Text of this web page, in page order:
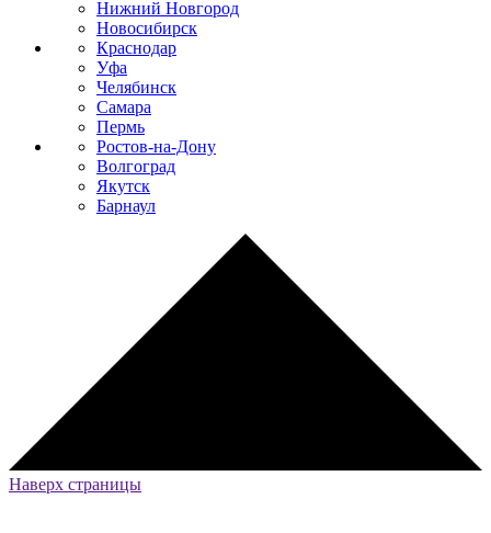
Нижний Новгород
Новосибирск
Краснодар
Уфа
Челябинск
Самара
Пермь
Ростов-на-Дону
Волгоград
Якутск
Барнаул
Наверх страницы